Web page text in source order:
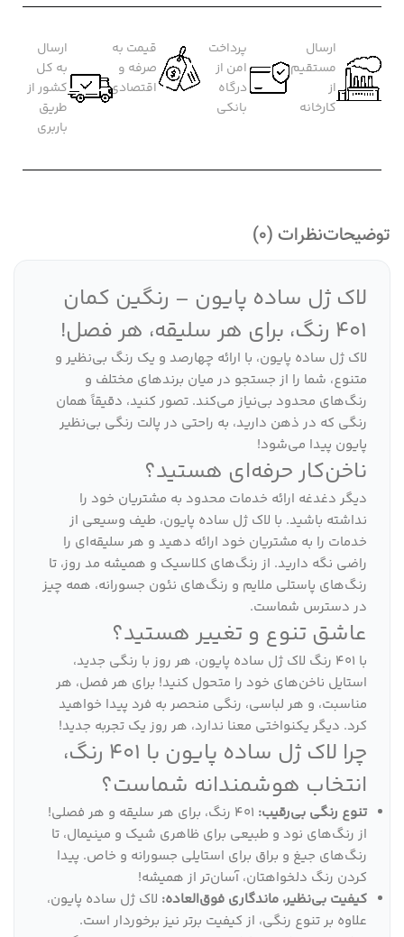
ارسال
مستقیم
از
کارخانه
پرداخت
امن از
درگاه
بانکی
قیمت به
صرفه و
اقتصادی
ارسال
به کل
کشور از
طریق
باربری
توضیحاتنظرات (0)
لاک ژل ساده پایون – رنگین کمان
401 رنگ، برای هر سلیقه، هر فصل!
لاک ژل ساده پایون، با ارائه چهارصد و یک رنگ بی‌نظیر و
متنوع، شما را از جستجو در میان برندهای مختلف و
رنگ‌های محدود بی‌نیاز می‌کند. تصور کنید، دقیقاً همان
رنگی که در ذهن دارید، به راحتی در پالت رنگی بی‌نظیر
پایون پیدا می‌شود!
ناخن‌کار حرفه‌ای هستید؟
دیگر دغدغه ارائه خدمات محدود به مشتریان خود را
نداشته باشید. با لاک ژل ساده پایون، طیف وسیعی از
خدمات را به مشتریان خود ارائه دهید و هر سلیقه‌ای را
راضی نگه دارید. از رنگ‌های کلاسیک و همیشه مد روز، تا
رنگ‌های پاستلی ملایم و رنگ‌های نئون جسورانه، همه چیز
در دسترس شماست.
عاشق تنوع و تغییر هستید؟
با 401 رنگ لاک ژل ساده پایون، هر روز با رنگی جدید،
استایل ناخن‌های خود را متحول کنید! برای هر فصل، هر
مناسبت، و هر لباسی، رنگی منحصر به فرد پیدا خواهید
کرد. دیگر یکنواختی معنا ندارد، هر روز یک تجربه جدید!
چرا لاک ژل ساده پایون با 401 رنگ،
انتخاب هوشمندانه شماست؟
تنوع رنگی بی‌رقیب:
401 رنگ، برای هر سلیقه و هر فصلی!
از رنگ‌های نود و طبیعی برای ظاهری شیک و مینیمال، تا
رنگ‌های جیغ و براق برای استایلی جسورانه و خاص. پیدا
کردن رنگ دلخواهتان، آسان‌تر از همیشه!
کیفیت بی‌نظیر، ماندگاری فوق‌العاده: لاک ژل ساده پایون،
علاوه بر تنوع رنگی، از کیفیت برتر نیز برخوردار است.